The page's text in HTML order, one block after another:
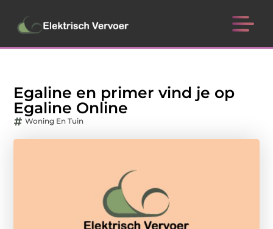
Egaline en primer vind je op
Egaline Online
Woning En Tuin